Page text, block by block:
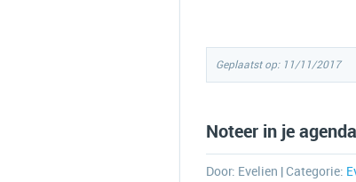
Geplaatst op: 11/11/2017
Noteer in je
Door: Evelien | Categorie: